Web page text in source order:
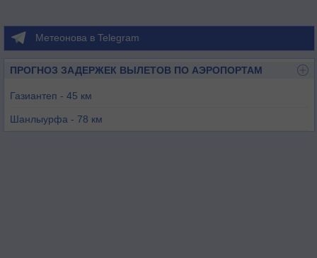
Метеонова в Telegram
ПРОГНОЗ ЗАДЕРЖЕК ВЫЛЕТОВ ПО АЭРОПОРТАМ
Газиантеп - 45 км
Шанлыурфа - 78 км